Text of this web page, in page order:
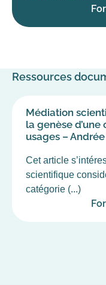
Ressources
Médiation
la genèse
usages –
Cet article
scientifique
catégorie (...)